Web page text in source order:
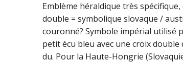
Emblème héraldique très
double = symbolique slovaque /
couronné? Symbole impérial utilisé
petit écu bleu avec une croix
du. Pour la Haute-Hongrie